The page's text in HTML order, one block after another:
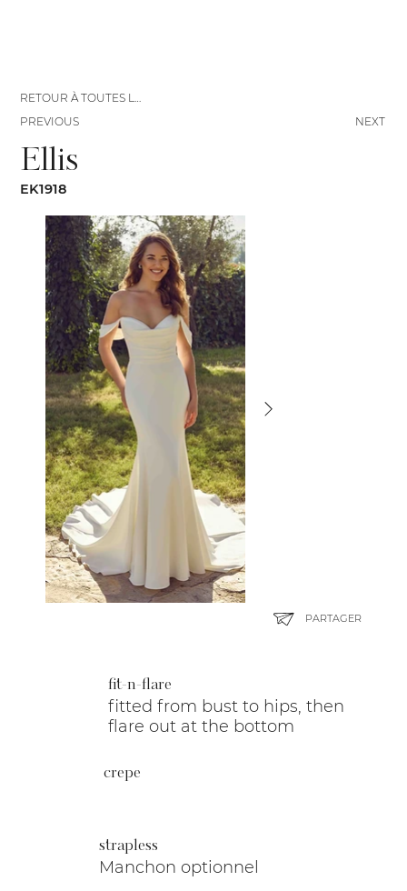
fit-n-flare
fitted from bust to hips, then
flare out at the bottom
crepe
strapless
Manchon optionnel
Ellis
EK1918
PARTAGER
NEXT
RETOUR À TOUTES LES ROBES
PREVIOUS